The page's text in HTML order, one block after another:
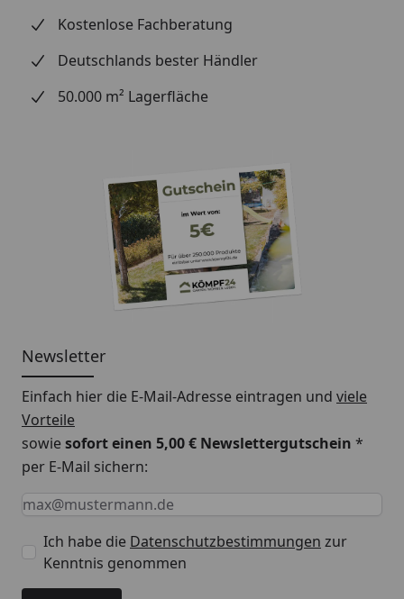
Abmessung:
Gesamtstärke
1271 x 191 mm
2041 x 191 mm
2591 x 191 mm
3291 x 191 mm
4091 x 191 mm
Verlegung
Befestigungsklammern
HINWEIS:Die Farbgebung kann je nach
Bildschirmauflösung, Dekor oder auch Helligkeit variabel
Kostenlose Fachberatung
Deutschlands bester Händler
50.000 m² Lagerfläche
Newsletter
Einfach hier die E-Mail-Adresse eintragen und viele
Vorteile
sowiesofort einen 5,00 € Newslettergutschein *
per E-Mail sichern:
Keine Eingabe erforderlich
Eingabe erforderlich
E-Mail *
Ich habe die Datenschutzbestimmungen zur
Kenntnis genommen